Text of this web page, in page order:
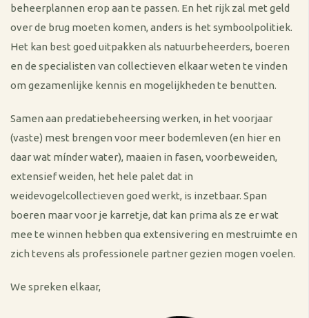
beheerplannen erop aan te passen. En het rijk zal met geld
over de brug moeten komen, anders is het symboolpolitiek.
Het kan best goed uitpakken als natuurbeheerders, boeren
en de specialisten van collectieven elkaar weten te vinden
om gezamenlijke kennis en mogelijkheden te benutten.
Samen aan predatiebeheersing werken, in het voorjaar
(vaste) mest brengen voor meer bodemleven (en hier en
daar wat mínder water), maaien in fasen, voorbeweiden,
extensief weiden, het hele palet dat in
weidevogelcollectieven goed werkt, is inzetbaar. Span
boeren maar voor je karretje, dat kan prima als ze er wat
mee te winnen hebben qua extensivering en mestruimte en
zich tevens als professionele partner gezien mogen voelen.
We spreken elkaar,